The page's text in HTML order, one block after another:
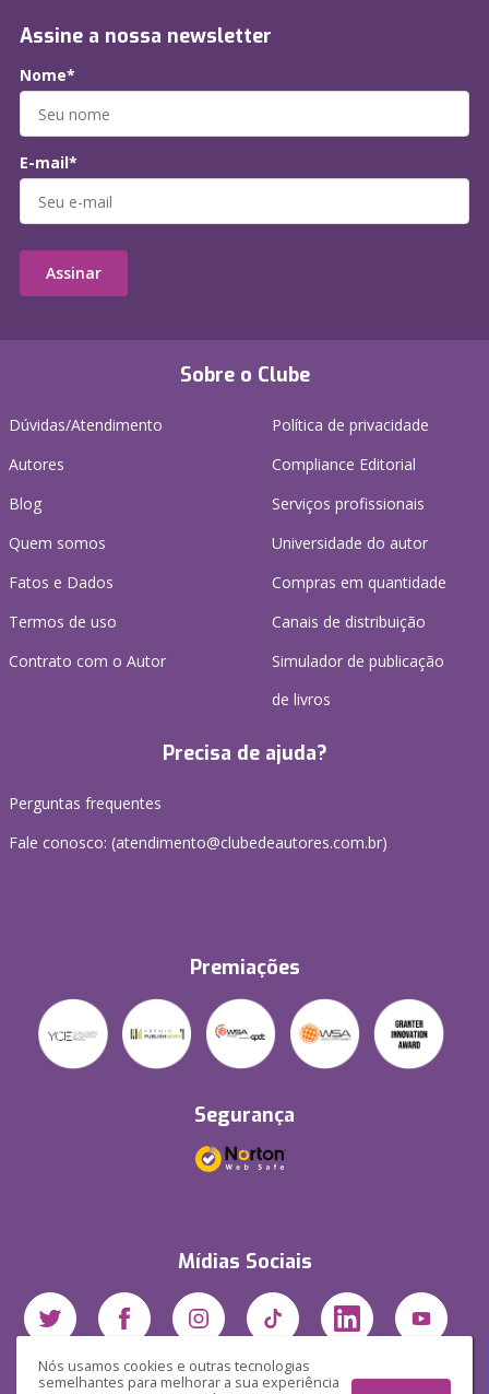
Nós usamos cookies e outras tecnologias
semelhantes para melhorar a sua experiência
Sobre o Clube
Dúvidas/Atendimento
Autores
Blog
Quem somos
Fatos e Dados
Termos de uso
Contrato com o Autor
Política de privacidade
Compliance Editorial
Serviços profissionais
Universidade do autor
Compras em quantidade
Canais de distribuição
Simulador de publicação
de livros
Precisa de ajuda?
Perguntas frequentes
Fale conosco: (atendimento@clubedeautores.com.br)
Premiações
Segurança
Mídias Sociais
Assine a nossa newsletter
Nome*
E-mail*
Assinar